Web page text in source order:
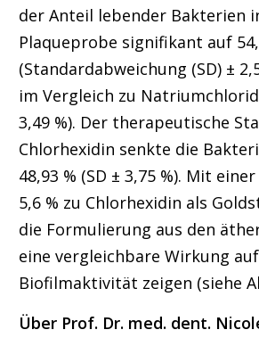
der Anteil lebender Bakterien
Plaqueprobe signifikant auf
(Standardabweichung (SD) ±
im Vergleich zu Natriumchlorid
3,49 %). Der therapeutische
Chlorhexidin senkte die
48,93 % (SD ± 3,75 %). Mit
5,6 % zu Chlorhexidin als
die Formulierung aus den
eine vergleichbare Wirkung
Biofilmaktivität zeigen (siehe
Über Prof. Dr. med. dent.